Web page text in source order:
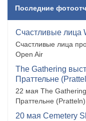
Последние
Счастливые лица
Счастливые лица
Open Air
The Gathering
Праттельне
22 мая The
Праттельне (Pratteln)
20 мая Cemetery